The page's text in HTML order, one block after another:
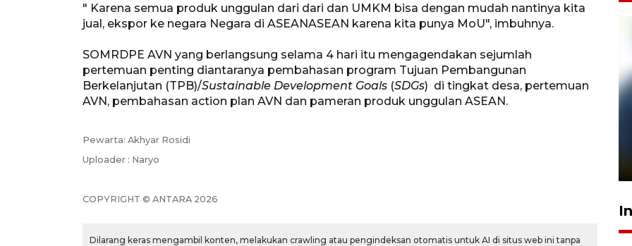
" Karena semua produk unggulan dari dari dan UMKM bisa dengan mudah nantinya kita
jual, ekspor ke negara Negara di ASEANASEAN karena kita punya MoU", imbuhnya.
SOMRDPE AVN yang berlangsung selama 4 hari itu mengagendakan sejumlah
pertemuan penting diantaranya pembahasan program Tujuan Pembangunan
Berkelanjutan (TPB)/Sustainable Development Goals (SDGs) di tingkat desa, pertemuan
AVN, pembahasan action plan AVN dan pameran produk unggulan ASEAN.
Pewarta: Akhyar Rosidi
Uploader : Naryo
COPYRIGHT © ANTARA 2026
Dilarang keras mengambil konten, melakukan crawling atau pengindeksan otomatis untuk AI di situs web ini tanpa